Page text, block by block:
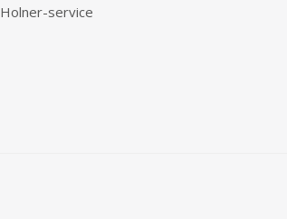
Holner-service